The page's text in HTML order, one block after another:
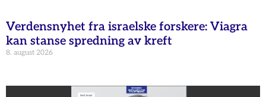
Verdensnyhet fra israelske forskere: Viagra
kan stanse spredning av kreft
8. august 2026